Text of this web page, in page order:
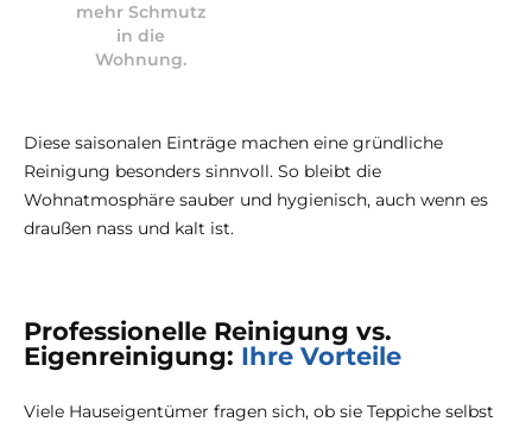
mehr Schmutz
in die
Wohnung.
Diese saisonalen Einträge machen eine gründliche
Reinigung besonders sinnvoll. So bleibt die
Wohnatmosphäre sauber und hygienisch, auch wenn es
draußen nass und kalt ist.
Professionelle Reinigung vs.
Eigenreinigung: Ihre Vorteile
Viele Hauseigentümer fragen sich, ob sie Teppiche selbst